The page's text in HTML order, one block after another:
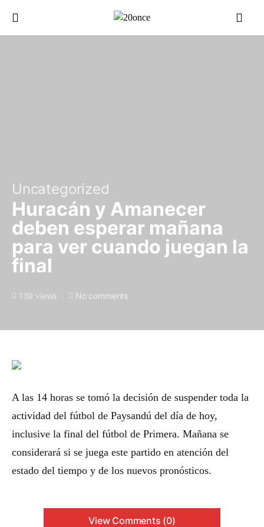
Uncategorized
Huracán y Amanecer
deben esperar mañana
para ver cuando juegan la
final
139 views No comments
A las 14 horas se tomó la decisión de suspender toda la
actividad del fútbol de Paysandú del día de hoy,
inclusive la final del fútbol de Primera. Mañana se
considerará si se juega este partido en atención del
estado del tiempo y de los nuevos pronósticos.
View Comments (0)